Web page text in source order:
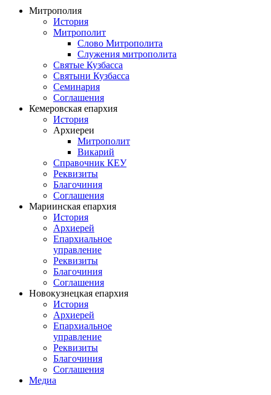
Митрополия
История
Митрополит
Слово Митрополита
Служения митрополита
Святые Кузбасса
Святыни Кузбасса
Семинария
Соглашения
Кемеровская епархия
История
Архиереи
Митрополит
Викарий
Справочник КЕУ
Реквизиты
Благочиния
Соглашения
Мариинская епархия
История
Архиерей
Епархиальное
управление
Реквизиты
Благочиния
Соглашения
Новокузнецкая епархия
История
Архиерей
Епархиальное
управление
Реквизиты
Благочиния
Соглашения
Медиа